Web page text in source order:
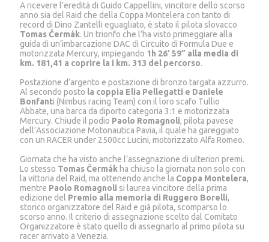
A ricevere l’eredità di Guido Cappellini, vincitore dello scorso
anno sia del Raid che della Coppa Montelera con tanto di
record di Dino Zantelli eguagliato, è stato il pilota slovacco
Tomas Čermák. Un trionfo che l’ha visto primeggiare alla
guida di un’imbarcazione DAC di Circuito di Formula Due e
motorizzata Mercury, impiegando 1h 26’ 59” alla media di
km. 181,41 a coprire la i km. 313 del percorso.
Postazione d’argento e postazione di bronzo targata azzurro.
Al secondo posto la coppia Elia Pellegatti e Daniele
Bonfanti (Nimbus racing Team) con il loro scafo Tullio
Abbate, una barca da diporto categoria 3:1 e motorizzata
Mercury. Chiude il podio Paolo Romagnoli, pilota pavese
dell’Associazione Motonautica Pavia, il quale ha gareggiato
con un RACER under 2500cc Lucini, motorizzato Alfa Romeo.
Giornata che ha visto anche l’assegnazione di ulteriori premi.
Lo stesso Tomas Čermákha chiuso la giornata non solo con
la vittoria del Raid, ma ottenendo anche la Coppa Montelera,
mentre Paolo Romagnoli si laurea vincitore della prima
edizione del Premio alla memoria di Ruggero Borelli,
storico organizzatore del Raid e già pilota, scomparso lo
scorso anno. Il criterio di assegnazione scelto dal Comitato
Organizzatore è stato quello di assegnarlo al primo pilota su
racer arrivato a Venezia.